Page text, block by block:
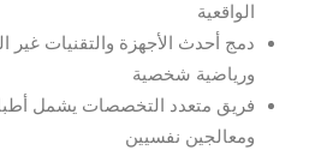
الواقعية
دمج أحدث الأجهزة والتقنيات غير
ورياضية شخصية
فريق متعدد التخصصات يشمل
ومعالجين نفسيين